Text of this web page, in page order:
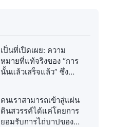
เป็นที่เปิดเผย: ความ
หมายที่แท้จริงของ “การ
นั้นแล้วเสร็จแล้ว” ซึ่ง
คนเราสามารถเข้าสู่แผ่น
ดินสวรรค์ได้แค่โดยการ
ยอมรับการไถ่บาปของ